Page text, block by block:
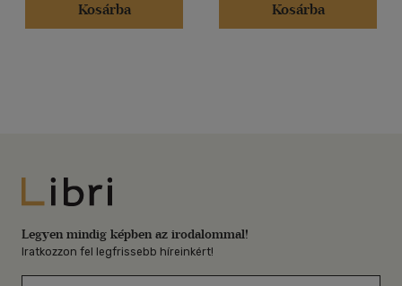
Kosárba
Kosárba
Libri
Legyen mindig képben az irodalommal!
Iratkozzon fel legfrissebb híreinkért!